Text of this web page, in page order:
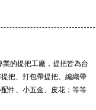
業的提把工廠，提把皆為台
把、打包帶提把、編織帶
件、小五金、皮花；等等